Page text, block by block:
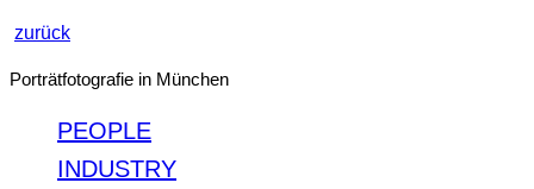
zurück
Porträtfotografie in München
PEOPLE
INDUSTRY